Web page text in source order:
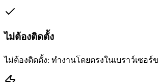
ไม่ต้องติดตั้ง
ไม่ต้องติดตั้ง: ทำงานโดยตรงในเบราว์เซอร์